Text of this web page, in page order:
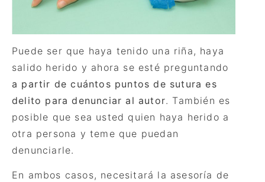
Puede ser que haya tenido una riña, haya
salido herido y ahora se esté preguntando
a partir de cuántos puntos de sutura es
delito para denunciar al autor. También es
posible que sea usted quien haya herido a
otra persona y teme que puedan
denunciarle.
En ambos casos, necesitará la asesoría de